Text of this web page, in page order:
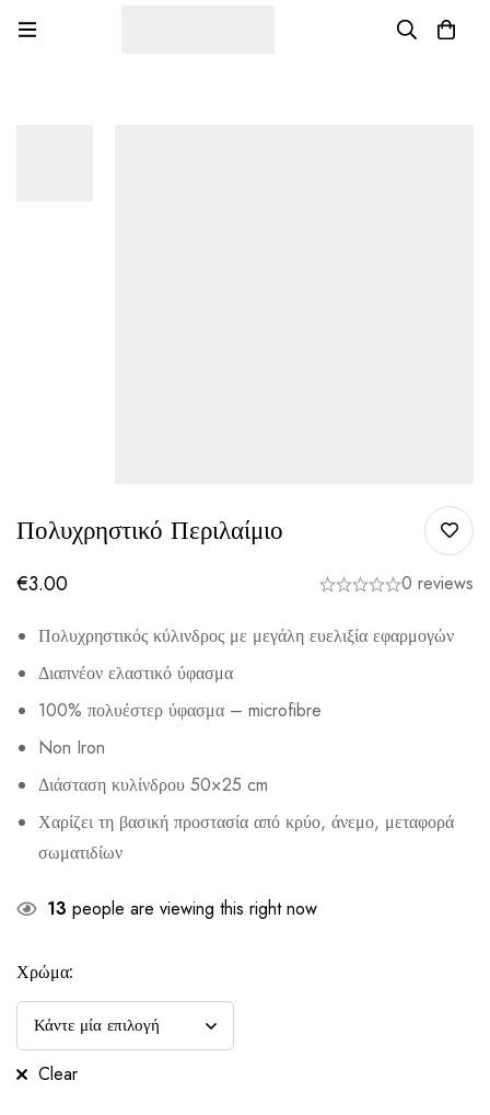
Πολυχρηστικό Περιλαίμιο
€3.00 0 reviews
Πολυχρηστικός κύλινδρος με μεγάλη ευελιξία εφαρμογών
Διαπνέον ελαστικό ύφασμα
100% πολυέστερ ύφασμα – microfibre
Non Iron
Διάσταση κυλίνδρου 50×25 cm
Χαρίζει τη βασική προστασία από κρύο, άνεμο, μεταφορά
σωματιδίων
13 people are viewing this right now
Χρώμα:
Clear